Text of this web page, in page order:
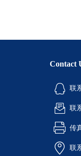
Contact
联
联
传
联